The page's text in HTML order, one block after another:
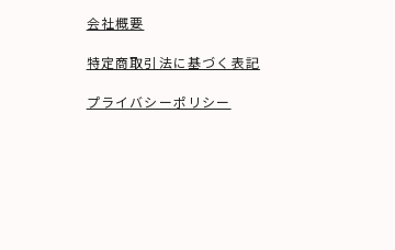
会社概要
特定商取引法に基づく表記
プライバシーポリシー